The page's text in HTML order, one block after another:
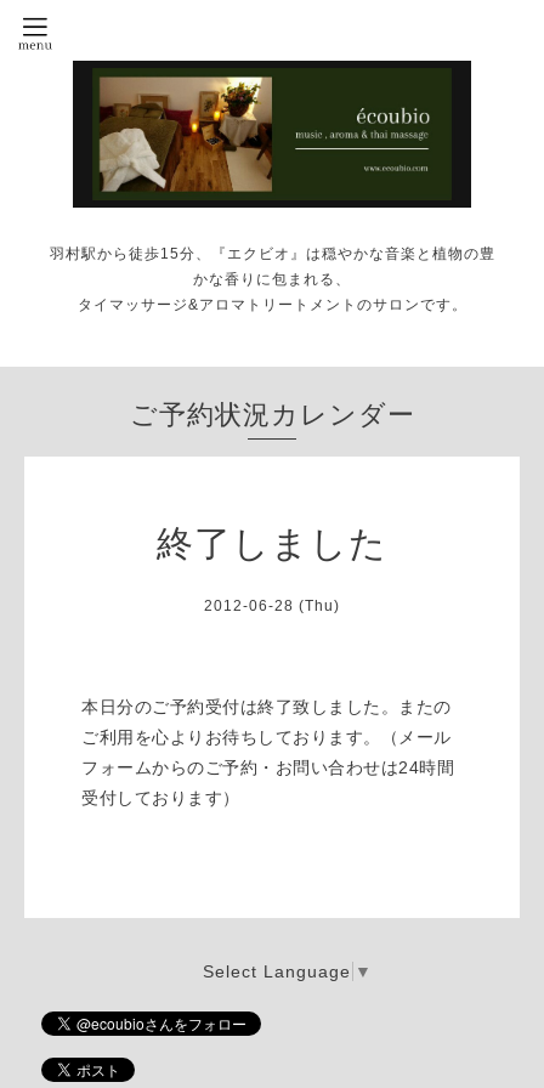
羽村駅から徒歩15分、『エクビオ』は穏やかな音楽と植物の豊
かな香りに包まれる、
タイマッサージ&アロマトリートメントのサロンです。
ご予約状況カレンダー
終了しました
2012-06-28 (Thu)
本日分のご予約受付は終了致しました。またの
ご利用を心よりお待ちしております。（メール
フォームからのご予約・お問い合わせは24時間
受付しております）
Select Language ▼